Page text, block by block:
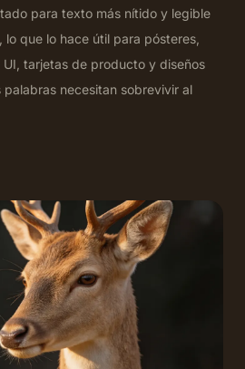
para texto más nítido y legible
que lo hace útil para pósteres,
tarjetas de producto y diseños
necesitan sobrevivir al